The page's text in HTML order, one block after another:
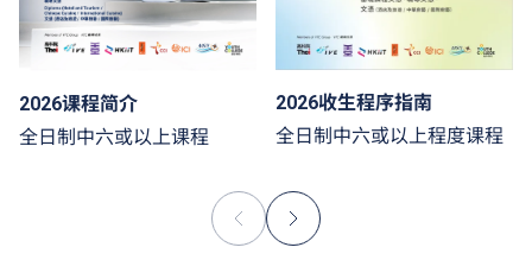
2026课程简介
全日制中六或以上课程
2026收生程序指南
全日制中六或以上程度课程